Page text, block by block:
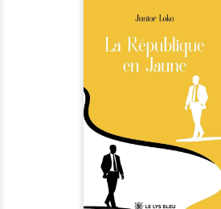
Congo, la naissance
jumeaux de races
bouleverse l’ordre
Senior est Noir et Junior
Blanc, bien que nés
couple de Noirs. Très
l’événement attire les
internationaux et
le bébé blanc en une
emblématique
investie, selon certains,
mission
Cependant, sous couvert